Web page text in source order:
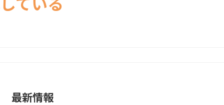
ている
最新情報